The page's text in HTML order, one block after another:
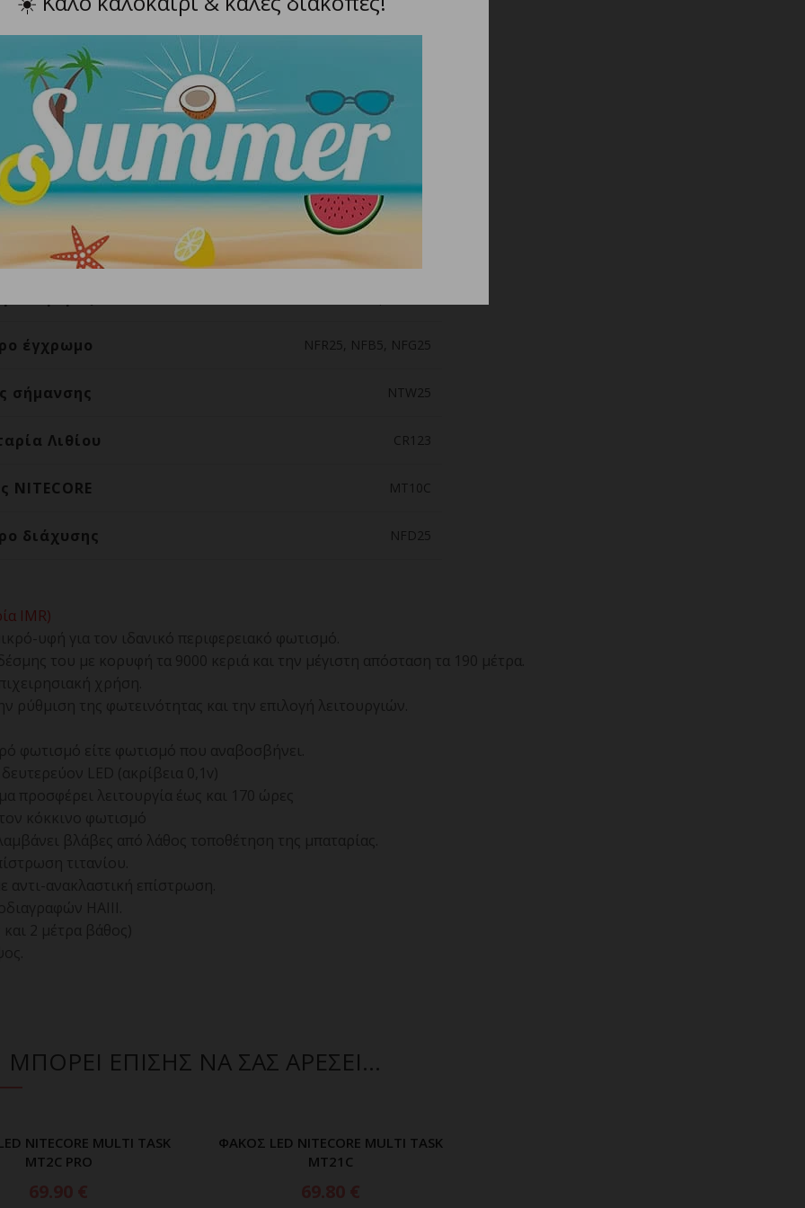
σε πτώσεις Έως και απο 1,5 μέτρα ύψος
δακτύλιος Ο Ελαστικός
κλιπ συγκράτησης Με επίστρωση Τιτανίου
σε ποδήλατο Συνθετική
με βάση το πυρίτιο
έγχρωμο NFR25, NFB5, NFG25
σήμανσης NTW25
Λιθίου CR123
NITECORE MT10C
διάχυσης NFD25
IMR)
ΜΠΟΡΕΙ ΕΠΙΣΗΣ ΝΑ ΣΑΣ ΑΡΕΣΕΙ…
ΣΤΟ ΚΑΛΑΘΙ
NITECORE MULTI TASK
MT2C PRO
ΠΡΟΣΘΗΚΗ ΣΤΟ ΚΑΛΑΘΙ
ΦΑΚΟΣ LED NITECORE MULTI TASK
MT21C